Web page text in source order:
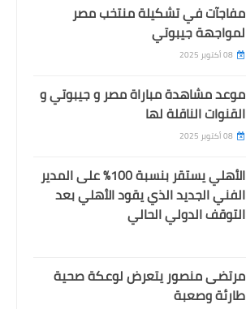
مفاجآت في تشكيلة منتخب مصر
لمواجهة جيبوتي
08 أكتوبر 2025
موعد مشاهدة مباراة مصر و جيبوتي و
القنوات الناقلة لها
08 أكتوبر 2025
الأهلي يستقر بنسبة 100% على المدير
الفني الجديد الذي يقود الأهلي بعد
التوقف الدولي الحالي
مرتضى منصور يتعرض لوعكة صحية
طارئة وصعبة